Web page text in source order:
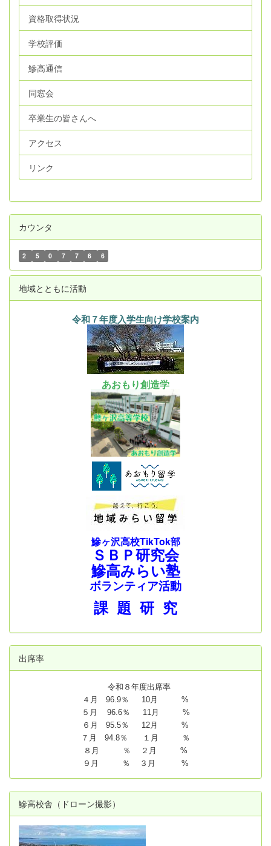
資格取得状況
学校評価
鰺高通信
同窓会
卒業生の皆さんへ
アクセス
リンク
カウンタ
2 5 0 7 7 6 6
地域とともに活動
令和７年度入学生向け学校案内
あおもり創造学
鰺ヶ沢高校TikTok部
ＳＢＰ研究会
鰺高みらい塾
ボランティア活動
課 題 研 究
出席率
令和８年度出席率
４月 96.9％ 10月 %
５月 96.6％ 11月 %
６月 95.5％ 12月 %
７月 94.8％ １月 ％
８月 ％ ２月 %
９月 ％ ３月 %
鰺高校舎（ドローン撮影）